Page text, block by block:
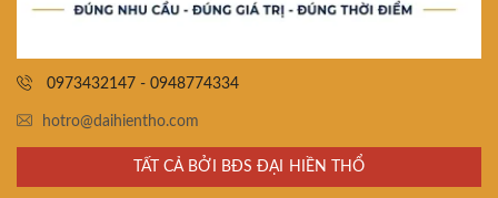
0973432147 - 0948774334
hotro@daihientho.com
TẤT CẢ BỞI BĐS ĐẠI HIỀN THỔ